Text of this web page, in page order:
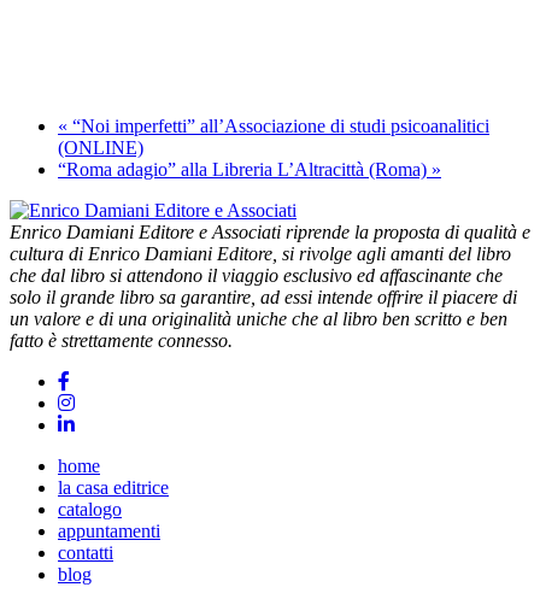
« “Noi imperfetti” all’Associazione di studi psicoanalitici
(ONLINE)
“Roma adagio” alla Libreria L’Altracittà (Roma) »
Enrico Damiani Editore e Associati riprende la proposta di qualità e
cultura di Enrico Damiani Editore, si rivolge agli amanti del libro
che dal libro si attendono il viaggio esclusivo ed affascinante che
solo il grande libro sa garantire, ad essi intende offrire il piacere di
un valore e di una originalità uniche che al libro ben scritto e ben
fatto è strettamente connesso.
home
la casa editrice
catalogo
appuntamenti
contatti
blog